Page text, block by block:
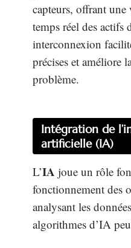
capteurs, offrant
temps réel des actifs
interconnexion
précises et améliore
problème.
Intégration de
artificielle (IA)
L’IA joue un rôle
fonctionnement des
analysant les
algorithmes d’IA